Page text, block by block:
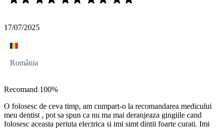
17/07/2025
România
Recomand 100%
O folosesc de ceva timp, am cumpart-o la recomandarea medicului
meu dentist , pot sa spun ca nu ma mai deranjeaza gingiile cand
folosesc aceasta periuta electrica si imi simt dintii foarte curati. Imi